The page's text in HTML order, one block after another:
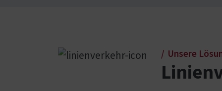
Unsere